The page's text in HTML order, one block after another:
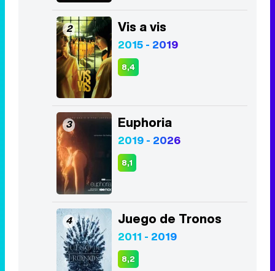
2 Vis a vis
2015 - 2019
8,4
3 Euphoria
2019 - 2026
8,1
4 Juego de Tronos
2011 - 2019
8,2